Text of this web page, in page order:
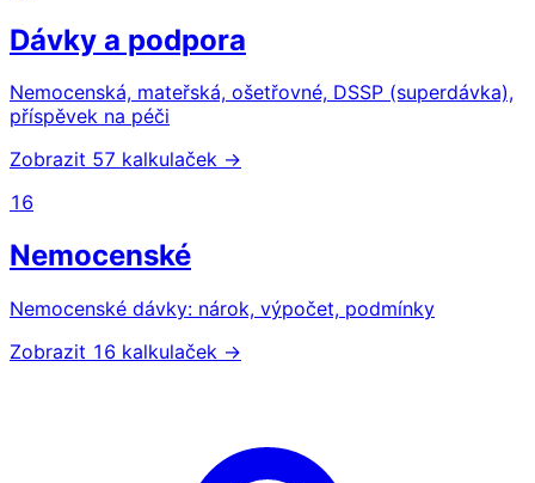
Dávky a podpora
Nemocenská, mateřská, ošetřovné, DSSP (superdávka),
příspěvek na péči
Zobrazit 57 kalkulaček →
16
Nemocenské
Nemocenské dávky: nárok, výpočet, podmínky
Zobrazit 16 kalkulaček →